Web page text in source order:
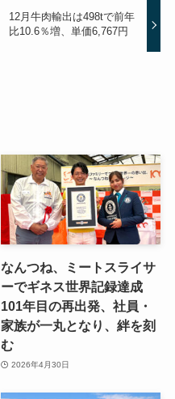
12月牛肉輸出は498tで前年
比10.6％増、単価6,767円
なんつね、ミートスライサ
ーでギネス世界記録達成
101年目の再出発、社員・
家族が一丸となり、絆を刻
む
2026年4月30日